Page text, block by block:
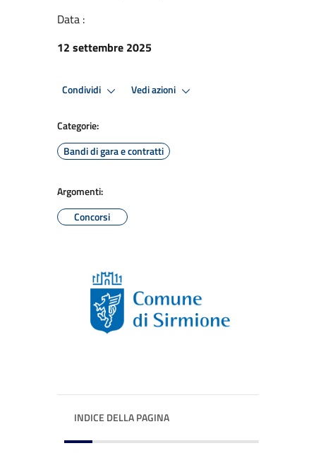
Data :
12 settembre 2025
Condividi Vedi azioni
Categorie:
Bandi di gara e contratti
Argomenti:
Concorsi
INDICE DELLA PAGINA